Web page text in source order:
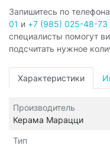
Запишитесь по
01 и +7 (985) 025-48-73
специалисты помогут
подсчитать нужное
Характеристики
Производитель
Керама Марацци
Тип